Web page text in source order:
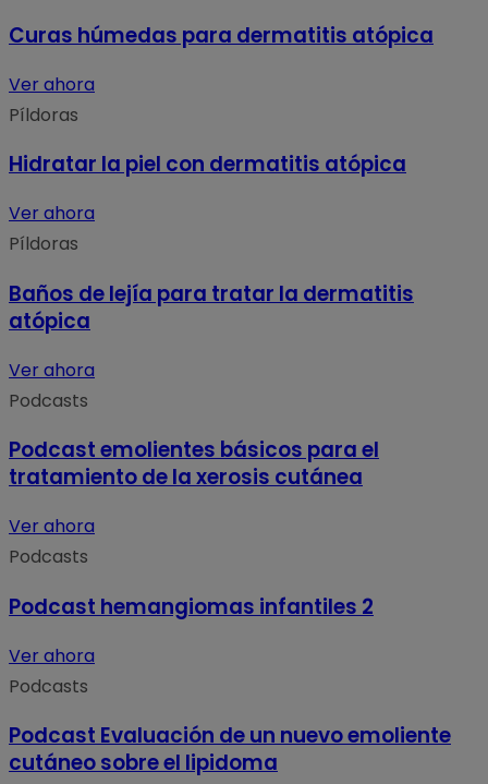
Curas húmedas para dermatitis atópica
Ver ahora
Píldoras
Hidratar la piel con dermatitis atópica
Ver ahora
Píldoras
Baños de lejía para tratar la dermatitis
atópica
Ver ahora
Podcasts
Podcast emolientes básicos para el
tratamiento de la xerosis cutánea
Ver ahora
Podcasts
Podcast hemangiomas infantiles 2
Ver ahora
Podcasts
Podcast Evaluación de un nuevo emoliente
cutáneo sobre el lipidoma